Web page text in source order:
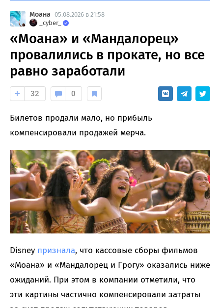
Моана 05.08.2026 в 21:58
_cyber_
«Моана» и «Мандалорец»
провалились в прокате, но все
равно заработали
32 0
Билетов продали мало, но прибыль
компенсировали продажей мерча.
Disney признала, что кассовые сборы фильмов
«Моана» и «Мандалорец и Грогу» оказались ниже
ожиданий. При этом в компании отметили, что
эти картины частично компенсировали затраты